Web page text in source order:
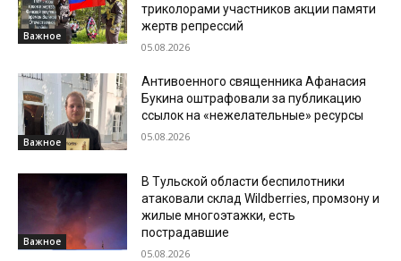
Важное
триколорами участников акции памяти
жертв репрессий
05.08.2026
Важное
Антивоенного священника Афанасия
Букина оштрафовали за публикацию
ссылок на «нежелательные» ресурсы
05.08.2026
Важное
В Тульской области беспилотники
атаковали склад Wildberries, промзону и
жилые многоэтажки, есть
пострадавшие
05.08.2026